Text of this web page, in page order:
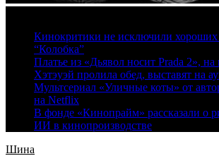
Кинокритики не исключили хороших
“Колобка”
Платье из «Дьявол носит Prada 2», на
Хэтэуэй пролила обед, выставят на
Мультсериал «Уличные коты» от
на Netflix
В фонде «Кинопрайм» рассказали о
ИИ в кинопроизводстве
Шина